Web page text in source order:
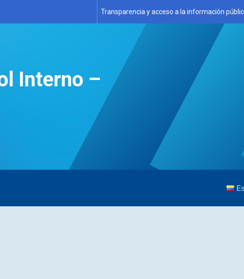
Transparencia y acceso a la información
Interno –